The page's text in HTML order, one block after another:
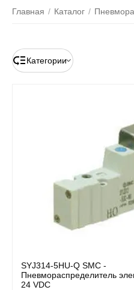
Главная / Каталог /
Категории
SYJ314-5HU-Q SMC -
Пневмораспределитель
24 VDC